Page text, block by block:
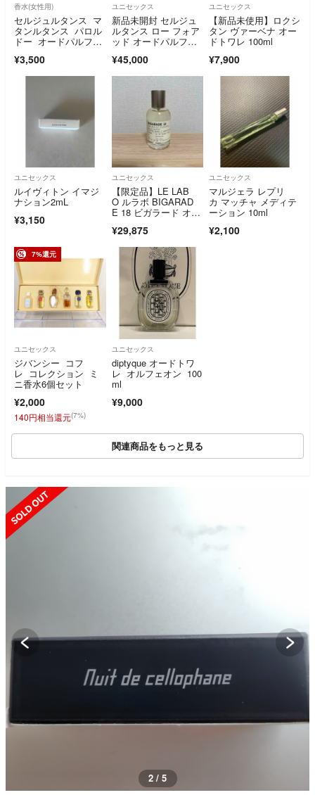
香水(女性用)
セルジュルタンス マ
タンルタンス パロル
ドー オードパルファ
¥3,500
ユニセックス
新品未開封 セルジュ
ルタンス ロー フォア
ッド オードパルファ
¥45,000
ユニセックス
【新品未使用】ロクシ
タン ヴァーベナ オー
ドトワレ 100ml
¥7,900
ユニセックス
ルイヴィトン イマジ
ナション2mL
¥3,150
ユニセックス
【限定品】LE LAB
O ルラボ BIGARAD
E 18 ビガラード オー
¥29,875
ユニセックス
マルジェラ レプリ
カ マッチャ メディテ
ーション 10ml
¥2,100
7%還元
ユニセックス
ジバンシー コフ
レ コレクション ミ
ニ香水6個セット
¥2,000
140円相当還元(7%)
ユニセックス
diptyque オードトワ
レ オルフェオン 100
ml
¥9,000
関連商品をもっと見る
2 / 5